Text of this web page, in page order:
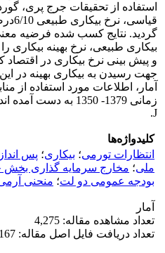
استفاده از تحقیقات جرج پری،
گردید. نتایج کسب شده فرضیه
بیکاری طبیعی، نرخ بهینه بیکاری
و پیش بینی نرخ بیکاری در
جهت رسیدن به بیکاری بهینه در
آمار، اطلاعات مورد استفاده از
J.
کلیدواژه‌ها
انتظارات تورمی؛ بیکاری؛ پس
ملی؛ مخارج سرمایه گذاری
بودجه عمومی دو لت؛ منحنی
آمار
تعداد مشاهده مقاله: 4,275
تعداد دریافت فایل اصل مقاله: 2,167